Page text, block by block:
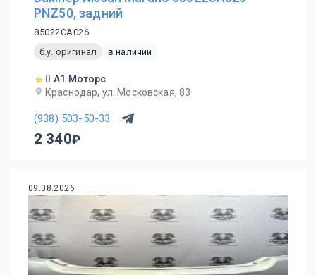
PNZ50, задний
85022CA026
б.у. оригинал
в наличии
0 А1 Моторс
Краснодар, ул. Московская, 83
(938) 503-50-33
2 340
09.08.2026